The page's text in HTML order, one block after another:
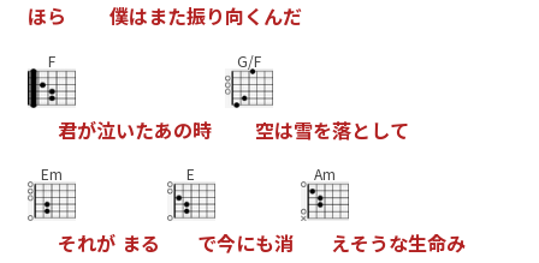
ほら 僕はまた振り向く んだ
F
君が泣いたあの時
G/F
空は雪を落と して
Em
それが まる
E
で今にも消
Am
えそうな生命み